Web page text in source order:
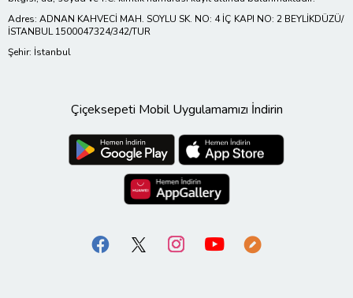
Adres: ADNAN KAHVECİ MAH. SOYLU SK. NO: 4 İÇ KAPI NO: 2 BEYLİKDÜZÜ/
İSTANBUL 1500047324/342/TUR
Şehir: İstanbul
Çiçeksepeti Mobil Uygulamamızı İndirin